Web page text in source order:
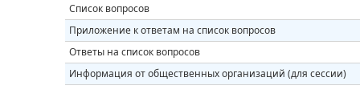
Список вопросов
Приложение к ответам на список вопросов
Ответы на список вопросов
Информация от общественных организаций (для сессии)